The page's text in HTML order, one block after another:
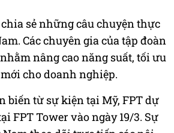
sẻ những câu chuyện thực
Các chuyên gia của tập đoàn
nâng cao năng suất, tối ưu
cho doanh nghiệp.
biến từ sự kiện tại Mỹ, FPT dự
FPT Tower vào ngày 19/3. Sự